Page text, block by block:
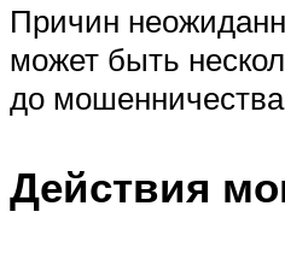
Причин
может быть
до
Действия